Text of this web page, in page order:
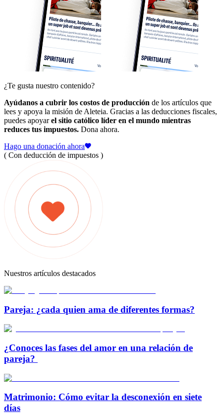
¿Te gusta nuestro contenido?
Ayúdanos a cubrir los costos de producción de los artículos que
lees y apoya la misión de Aleteia. Gracias a las deducciones fiscales,
puedes apoyarel sitio católico líder en el mundo mientras
reduces tus impuestos. Dona ahora.
Hago una donación ahora
( Con deducción de impuestos )
Nuestros artículos destacados
Pareja: ¿cada quien ama de diferentes formas?
¿Conoces las fases del amor en una relación de
pareja?
Matrimonio: Cómo evitar la desconexión en siete
días